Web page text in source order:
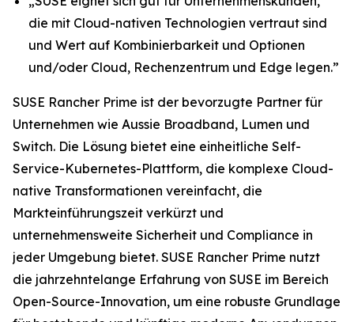
die mit Cloud-nativen Technologien vertraut sind
und Wert auf Kombinierbarkeit und Optionen
und/oder Cloud, Rechenzentrum und Edge legen.”
SUSE Rancher Prime ist der bevorzugte Partner für
Unternehmen wie Aussie Broadband, Lumen und
Switch. Die Lösung bietet eine einheitliche Self-
Service-Kubernetes-Plattform, die komplexe Cloud-
native Transformationen vereinfacht, die
Markteinführungszeit verkürzt und
unternehmensweite Sicherheit und Compliance in
jeder Umgebung bietet. SUSE Rancher Prime nutzt
die jahrzehntelange Erfahrung von SUSE im Bereich
Open-Source-Innovation, um eine robuste Grundlage